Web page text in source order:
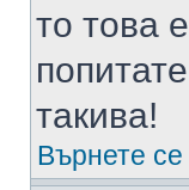
то това
такива!
Върнете се